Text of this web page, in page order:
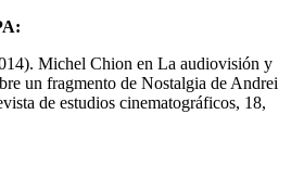
Michel Chion en La audiovisión y
un fragmento de Nostalgia de Andrei
de estudios cinematográficos, 18,